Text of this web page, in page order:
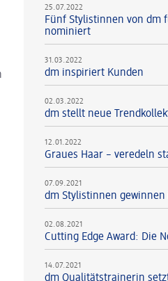
25.07.2022
Fünf Stylistinnen von dm
nominiert
31.03.2022
dm inspiriert Kunden
02.03.2022
dm stellt neue
12.01.2022
Graues Haar – veredeln
07.09.2021
dm Stylistinnen
02.08.2021
Cutting Edge Award: Die
14.07.2021
dm Qualitätstrainerin